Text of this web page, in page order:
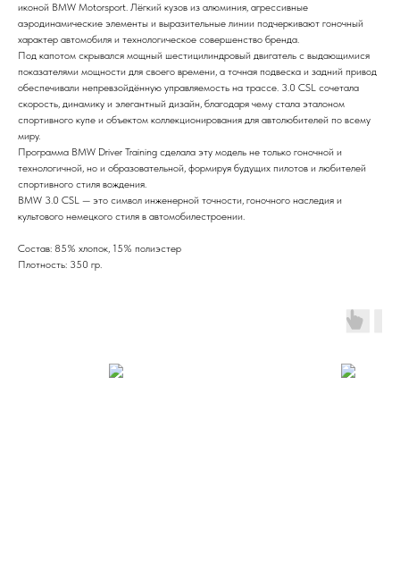
иконой BMW Motorsport. Лёгкий кузов из алюминия, агрессивные
аэродинамические элементы и выразительные линии подчеркивают гоночный
характер автомобиля и технологическое совершенство бренда.
Под капотом скрывался мощный шестицилиндровый двигатель с выдающимися
показателями мощности для своего времени, а точная подвеска и задний привод
обеспечивали непревзойдённую управляемость на трассе. 3.0 CSL сочетала
скорость, динамику и элегантный дизайн, благодаря чему стала эталоном
спортивного купе и объектом коллекционирования для автолюбителей по всему
миру.
Программа BMW Driver Training сделала эту модель не только гоночной и
технологичной, но и образовательной, формируя будущих пилотов и любителей
спортивного стиля вождения.
BMW 3.0 CSL — это символ инженерной точности, гоночного наследия и
культового немецкого стиля в автомобилестроении.
Состав: 85% хлопок, 15% полиэстер
Плотность: 350 гр.